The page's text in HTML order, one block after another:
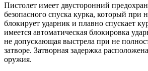
Пистолет имеет двусторонний
безопасного спуска курка, который при
блокирует ударник и плавно спускает
имеется автоматическая блокировка
не допускающая выстрела при не
затворе. Затворная задержка
оружия.